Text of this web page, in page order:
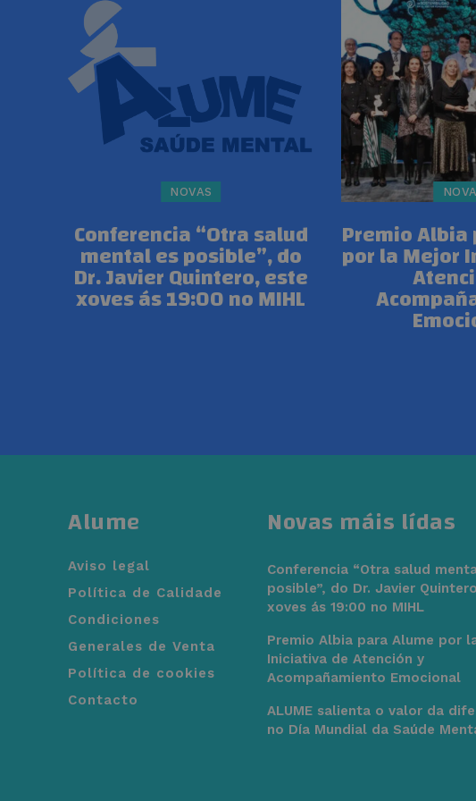
NOVAS
Conferencia “Otra salud
mental es posible”, do
Dr. Javier Quintero, este
xoves ás 19:00 no MIHL
Premio
por la Mejor
Alume
Aviso legal
Política de Calidade
Condiciones
Generales de Venta
Política de cookies
Contacto
Novas máis lídas
Conferencia “Otra salud
posible”, do Dr. Javier
xoves ás 19:00 no MIHL
Premio Albia para Alume por
Iniciativa de Atención y
Acompañamiento Emocional
ALUME salienta o valor da
no Día Mundial da Saúde